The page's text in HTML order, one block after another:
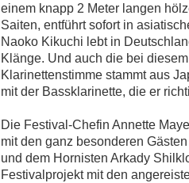
einem knapp 2 Meter langen
Saiten, entführt sofort in
Naoko Kikuchi lebt in
Klänge. Und auch die bei
Klarinettenstimme stammt aus
mit der Bassklarinette, die er
Die Festival-Chefin Annette
mit den ganz besonderen
und dem Hornisten Arkady
Festivalprojekt mit den